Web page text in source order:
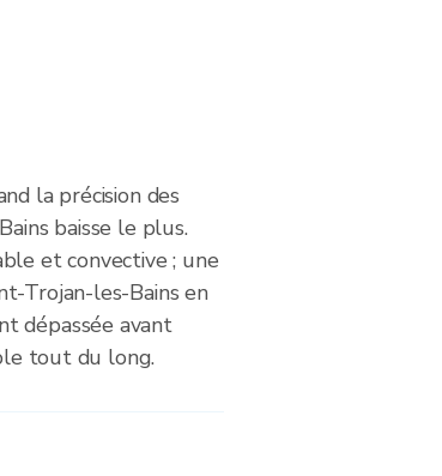
la précision des
baisse le plus.
et convective ; une
Trojan-les-Bains en
dépassée avant
tout du long.